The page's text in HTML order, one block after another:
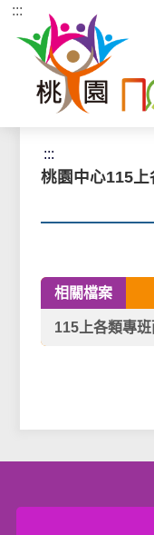
跳到主要內容區塊
:::
首頁 > 最新消息 教
:::
桃園中心115上
相關檔案
115上各類專班